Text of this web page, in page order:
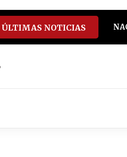
tiktokyoutube
spotify
ÚLTIMAS NOTICIAS